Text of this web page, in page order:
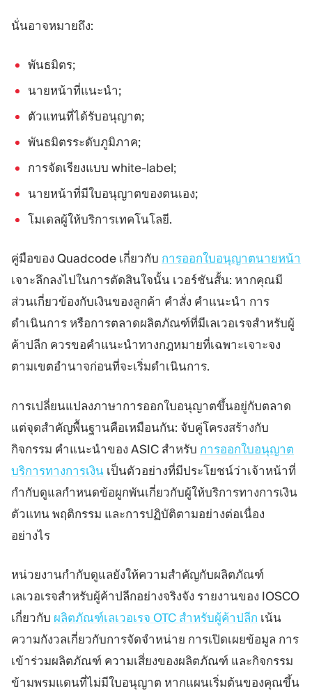
นั่นอาจหมายถึง:
พันธมิตร;
นายหน้าที่แนะนำ;
ตัวแทนที่ได้รับอนุญาต;
พันธมิตรระดับภูมิภาค;
การจัดเรียงแบบ white-label;
นายหน้าที่มีใบอนุญาตของตนเอง;
โมเดลผู้ให้บริการเทคโนโลยี.
คู่มือของ Quadcode เกี่ยวกับ การออกใบอนุญาตนายหน้า
เจาะลึกลงไปในการตัดสินใจนั้น เวอร์ชันสั้น: หากคุณมี
ส่วนเกี่ยวข้องกับเงินของลูกค้า คำสั่ง คำแนะนำ การ
ดำเนินการ หรือการตลาดผลิตภัณฑ์ที่มีเลเวอเรจสำหรับผู้
ค้าปลีก ควรขอคำแนะนำทางกฎหมายที่เฉพาะเจาะจง
ตามเขตอำนาจก่อนที่จะเริ่มดำเนินการ.
การเปลี่ยนแปลงภาษาการออกใบอนุญาตขึ้นอยู่กับตลาด
แต่จุดสำคัญพื้นฐานคือเหมือนกัน: จับคู่โครงสร้างกับ
กิจกรรม คำแนะนำของ ASIC สำหรับ การออกใบอนุญาต
บริการทางการเงิน เป็นตัวอย่างที่มีประโยชน์ว่าเจ้าหน้าที่
กำกับดูแลกำหนดข้อผูกพันเกี่ยวกับผู้ให้บริการทางการเงิน
ตัวแทน พฤติกรรม และการปฏิบัติตามอย่างต่อเนื่อง
อย่างไร
หน่วยงานกำกับดูแลยังให้ความสำคัญกับผลิตภัณฑ์
เลเวอเรจสำหรับผู้ค้าปลีกอย่างจริงจัง รายงานของ IOSCO
เกี่ยวกับ ผลิตภัณฑ์เลเวอเรจ OTC สำหรับผู้ค้าปลีก เน้น
ความกังวลเกี่ยวกับการจัดจำหน่าย การเปิดเผยข้อมูล การ
เข้าร่วมผลิตภัณฑ์ ความเสี่ยงของผลิตภัณฑ์ และกิจกรรม
ข้ามพรมแดนที่ไม่มีใบอนุญาต หากแผนเริ่มต้นของคุณขึ้น